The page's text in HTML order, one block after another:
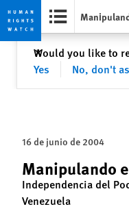
Skip
privacy
Skip
content
Would you like to
Yes
No, don't
✕Cerrar
16 de junio de 2004
Manipulando
Independencia del
Venezuela